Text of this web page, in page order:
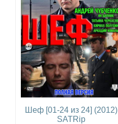
Шеф [01-24 из 24] (2012)
SATRip